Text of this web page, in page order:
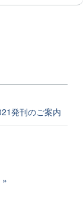
発刊のご案内